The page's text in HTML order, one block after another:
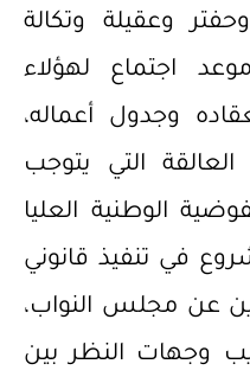
وعقيلة وتكالة
اجتماع لهؤلاء
وجدول أعماله،
التي يتوجب
الوطنية العليا
في تنفيذ قانوني
عن مجلس النواب،
وجهات النظر بين